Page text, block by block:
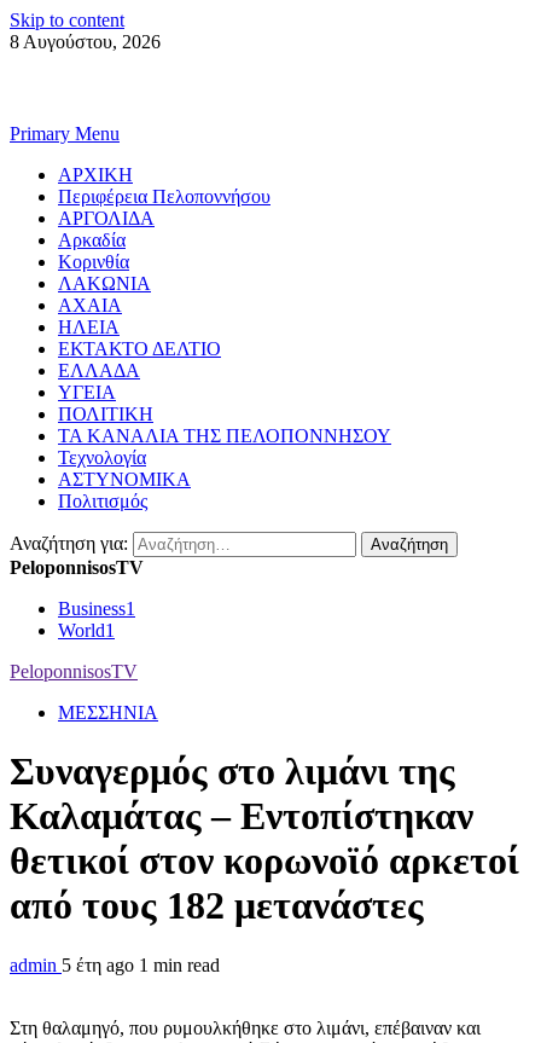
Skip to content
8 Αυγούστου, 2026
Primary Menu
ΑΡΧΙΚΗ
Περιφέρεια Πελοποννήσου
ΑΡΓΟΛΙΔΑ
Αρκαδία
Κορινθία
ΛΑΚΩΝΙΑ
ΑΧΑΙΑ
ΗΛΕΙΑ
ΕΚΤΑΚΤΟ ΔΕΛΤΙΟ
ΕΛΛΑΔΑ
ΥΓΕΙΑ
ΠΟΛΙΤΙΚΗ
ΤΑ ΚΑΝΑΛΙΑ ΤΗΣ ΠΕΛΟΠΟΝΝΗΣΟΥ
Τεχνολογία
ΑΣΤΥΝΟΜΙΚΑ
Πολιτισμός
Αναζήτηση για:
PeloponnisosTV
Business1
World1
PeloponnisosTV
ΜΕΣΣΗΝΙΑ
Συναγερμός στο λιμάνι της
Καλαμάτας – Εντοπίστηκαν
θετικοί στον κορωνοϊό αρκετοί
από τους 182 μετανάστες
admin 5 έτη ago 1 min read
Στη θαλαμηγό, που ρυμουλκήθηκε στο λιμάνι, επέβαιναν και